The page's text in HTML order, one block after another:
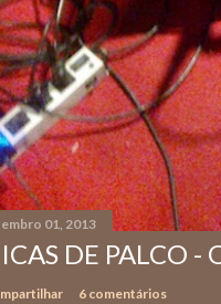
01, 2013
DE PALCO -
6 comentários